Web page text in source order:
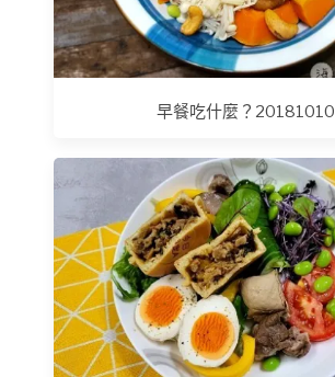
早餐吃什麼？20181010